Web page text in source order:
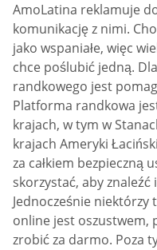
AmoLatina reklamuje
komunikację z nimi.
jako wspaniałe, więc
chce poślubić jedną.
randkowego jest
Platforma randkowa
krajach, w tym w
krajach Ameryki
za całkiem bezpieczną
skorzystać, aby
Jednocześnie
online jest oszustwem,
zrobić za darmo. Poza